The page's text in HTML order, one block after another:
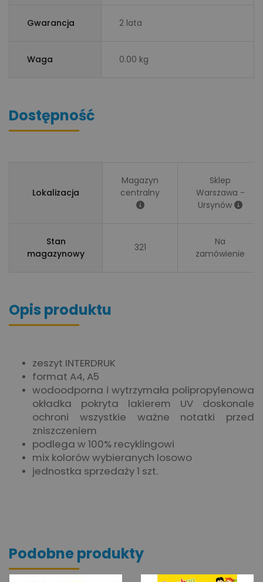
Gwarancja 2 lata
Waga 0.00 kg
Dostępność
Lokalizacja
Magazyn
centralny
Sklep
Warszawa -
Ursynów
Stan
magazynowy
321
Na
zamówienie
Opis produktu
zeszyt INTERDRUK
format A4, A5
wodoodporna i wytrzymała polipropylenowa
okładka pokryta lakierem UV doskonale
ochroni wszystkie ważne notatki przed
zniszczeniem
podlega w 100% recyklingowi
mix kolorów wybieranych losowo
jednostka sprzedaży 1 szt.
Podobne produkty